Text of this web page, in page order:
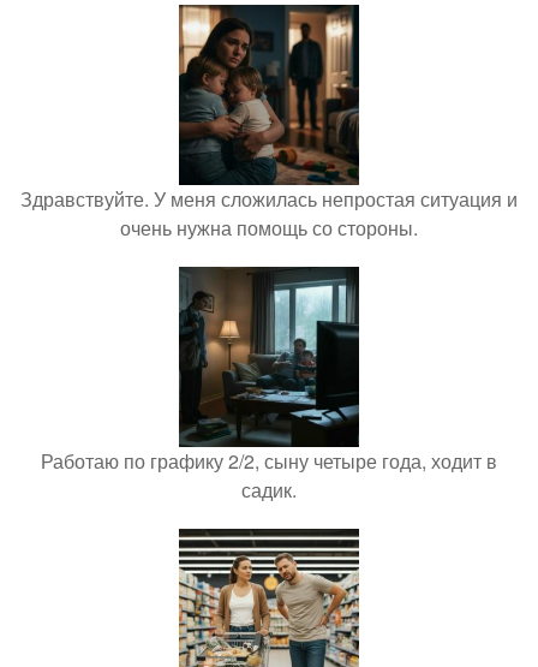
Здравствуйте. У меня сложилась непростая ситуация и
очень нужна помощь со стороны.
Работаю по графику 2/2, сыну четыре года, ходит в
садик.